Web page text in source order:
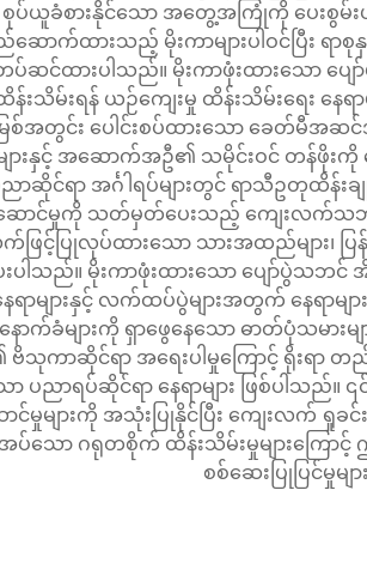
စုပ်ယူခံစားနိုင်သော အတွေ့အကြုံကို ပေးစွမ်
ည်ဆောက်ထားသည့် မိုးကာများပါဝင်ပြီး ရ
ပ်ဆင်ထားပါသည်။ မိုးကာဖုံးထားသော
န်းသိမ်းရန် ယဉ်ကျေးမှု ထိန်းသိမ်းရေး န
စ်အတွင်း ပေါင်းစပ်ထားသော ခေတ်မီအဆင်အ
းနှင့် အဆောက်အဦ၏ သမိုင်းဝင် တန်ဖိုးကို လ
ညာဆိုင်ရာ အင်္ဂါရပ်များတွင် ရာသီဥတုထိန်
ာင်မှုကို သတ်မှတ်ပေးသည့် ကျေးလက်သဘာဝ
လက်ဖြင့်ပြုလုပ်ထားသော သားအထည်များ
ါသည်။ မိုးကာဖုံးထားသော ပျော်ပွဲသဘင် အိ
ေရာများနှင့် လက်ထပ်ပွဲများအတွက် နေရ
ောက်ခံများကို ရှာဖွေနေသော ဓာတ်ပုံသမာ
၏ ဗိသုကာဆိုင်ရာ အရေးပါမှုကြောင့် ရိုး
ာ ပညာရပ်ဆိုင်ရာ နေရာများ ဖြစ်ပါသည်။
မှုများကို အသုံးပြုနိုင်ပြီး ကျေးလက် ရှုခင်
ော ဂရုတစိုက် ထိန်းသိမ်းမှုများကြောင့် ဤ
စစ်ဆေးပြုပြင်မှု